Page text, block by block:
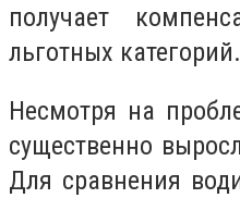
получает
льготных категорий.
Несмотря на
существенно
Для сравнения